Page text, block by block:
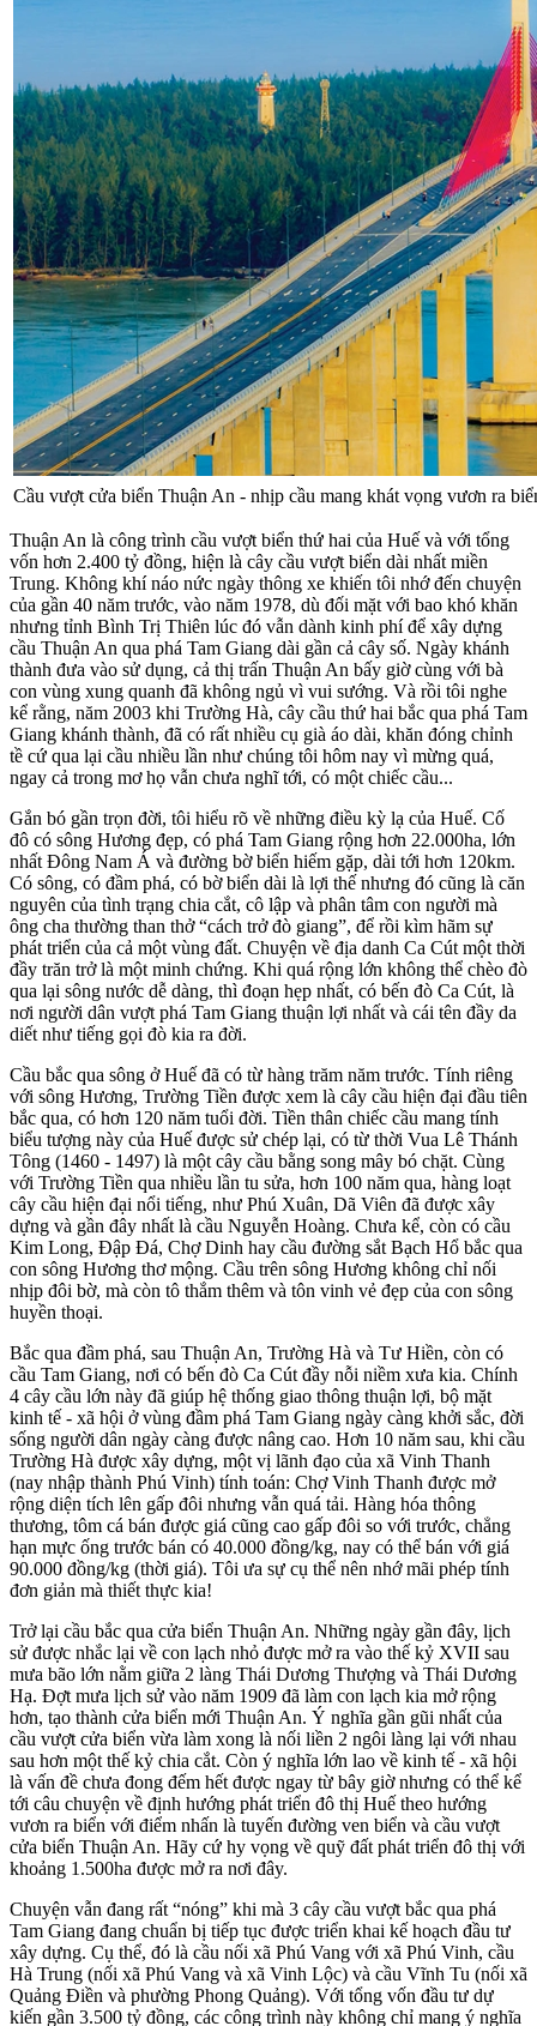
Cầu vượt cửa biển Thuận An - nhịp cầu mang khát vọng vươn ra
Thuận An là công trình cầu vượt biển thứ hai của Huế và với tổng
vốn hơn 2.400 tỷ đồng, hiện là cây cầu vượt biển dài nhất miền
Trung. Không khí náo nức ngày thông xe khiến tôi nhớ đến chuyện
của gần 40 năm trước, vào năm 1978, dù đối mặt với bao khó khăn
nhưng tỉnh Bình Trị Thiên lúc đó vẫn dành kinh phí để xây dựng
cầu Thuận An qua phá Tam Giang dài gần cả cây số. Ngày khánh
thành đưa vào sử dụng, cả thị trấn Thuận An bấy giờ cùng với bà
con vùng xung quanh đã không ngủ vì vui sướng. Và rồi tôi nghe
kể rằng, năm 2003 khi Trường Hà, cây cầu thứ hai bắc qua phá Tam
Giang khánh thành, đã có rất nhiều cụ già áo dài, khăn đóng chỉnh
tề cứ qua lại cầu nhiều lần như chúng tôi hôm nay vì mừng quá,
ngay cả trong mơ họ vẫn chưa nghĩ tới, có một chiếc cầu...
Gắn bó gần trọn đời, tôi hiểu rõ về những điều kỳ lạ của Huế. Cố
đô có sông Hương đẹp, có phá Tam Giang rộng hơn 22.000ha, lớn
nhất Đông Nam Á và đường bờ biển hiếm gặp, dài tới hơn 120km.
Có sông, có đầm phá, có bờ biển dài là lợi thế nhưng đó cũng là căn
nguyên của tình trạng chia cắt, cô lập và phân tâm con người mà
ông cha thường than thở “cách trở đò giang”, để rồi kìm hãm sự
phát triển của cả một vùng đất. Chuyện về địa danh Ca Cút một thời
đầy trăn trở là một minh chứng. Khi quá rộng lớn không thể chèo đò
qua lại sông nước dễ dàng, thì đoạn hẹp nhất, có bến đò Ca Cút, là
nơi người dân vượt phá Tam Giang thuận lợi nhất và cái tên đầy da
diết như tiếng gọi đò kia ra đời.
Cầu bắc qua sông ở Huế đã có từ hàng trăm năm trước. Tính riêng
với sông Hương, Trường Tiền được xem là cây cầu hiện đại đầu tiên
bắc qua, có hơn 120 năm tuổi đời. Tiền thân chiếc cầu mang tính
biểu tượng này của Huế được sử chép lại, có từ thời Vua Lê Thánh
Tông (1460 - 1497) là một cây cầu bằng song mây bó chặt. Cùng
với Trường Tiền qua nhiều lần tu sửa, hơn 100 năm qua, hàng loạt
cây cầu hiện đại nổi tiếng, như Phú Xuân, Dã Viên đã được xây
dựng và gần đây nhất là cầu Nguyễn Hoàng. Chưa kể, còn có cầu
Kim Long, Đập Đá, Chợ Dinh hay cầu đường sắt Bạch Hổ bắc qua
con sông Hương thơ mộng. Cầu trên sông Hương không chỉ nối
nhịp đôi bờ, mà còn tô thắm thêm và tôn vinh vẻ đẹp của con sông
huyền thoại.
Bắc qua đầm phá, sau Thuận An, Trường Hà và Tư Hiền, còn có
cầu Tam Giang, nơi có bến đò Ca Cút đầy nỗi niềm xưa kia. Chính
4 cây cầu lớn này đã giúp hệ thống giao thông thuận lợi, bộ mặt
kinh tế - xã hội ở vùng đầm phá Tam Giang ngày càng khởi sắc, đời
sống người dân ngày càng được nâng cao. Hơn 10 năm sau, khi cầu
Trường Hà được xây dựng, một vị lãnh đạo của xã Vinh Thanh
(nay nhập thành Phú Vinh) tính toán: Chợ Vinh Thanh được mở
rộng diện tích lên gấp đôi nhưng vẫn quá tải. Hàng hóa thông
thương, tôm cá bán được giá cũng cao gấp đôi so với trước, chẳng
hạn mực ống trước bán có 40.000 đồng/kg, nay có thể bán với giá
90.000 đồng/kg (thời giá). Tôi ưa sự cụ thể nên nhớ mãi phép tính
đơn giản mà thiết thực kia!
Trở lại cầu bắc qua cửa biển Thuận An. Những ngày gần đây, lịch
sử được nhắc lại về con lạch nhỏ được mở ra vào thế kỷ XVII sau
mưa bão lớn nằm giữa 2 làng Thái Dương Thượng và Thái Dương
Hạ. Đợt mưa lịch sử vào năm 1909 đã làm con lạch kia mở rộng
hơn, tạo thành cửa biển mới Thuận An. Ý nghĩa gần gũi nhất của
cầu vượt cửa biển vừa làm xong là nối liền 2 ngôi làng lại với nhau
sau hơn một thế kỷ chia cắt. Còn ý nghĩa lớn lao về kinh tế - xã hội
là vấn đề chưa đong đếm hết được ngay từ bây giờ nhưng có thể kể
tới câu chuyện về định hướng phát triển đô thị Huế theo hướng
vươn ra biển với điểm nhấn là tuyến đường ven biển và cầu vượt
cửa biển Thuận An. Hãy cứ hy vọng về quỹ đất phát triển đô thị với
khoảng 1.500ha được mở ra nơi đây.
Chuyện vẫn đang rất “nóng” khi mà 3 cây cầu vượt bắc qua phá
Tam Giang đang chuẩn bị tiếp tục được triển khai kế hoạch đầu tư
xây dựng. Cụ thể, đó là cầu nối xã Phú Vang với xã Phú Vinh, cầu
Hà Trung (nối xã Phú Vang và xã Vinh Lộc) và cầu Vĩnh Tu (nối xã
Quảng Điền và phường Phong Quảng). Với tổng vốn đầu tư dự
kiến gần 3.500 tỷ đồng, các công trình này không chỉ mang ý nghĩa